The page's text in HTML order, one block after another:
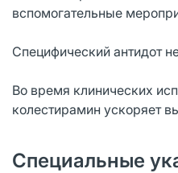
вспомогательные
Специфический антидот
Во время клинических
колестирамин ускоряет
Специальные